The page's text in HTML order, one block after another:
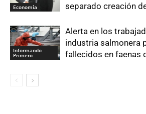
Economía
separado creación
Informando
Primero
Alerta en los
industria salmonera
fallecidos en faenas